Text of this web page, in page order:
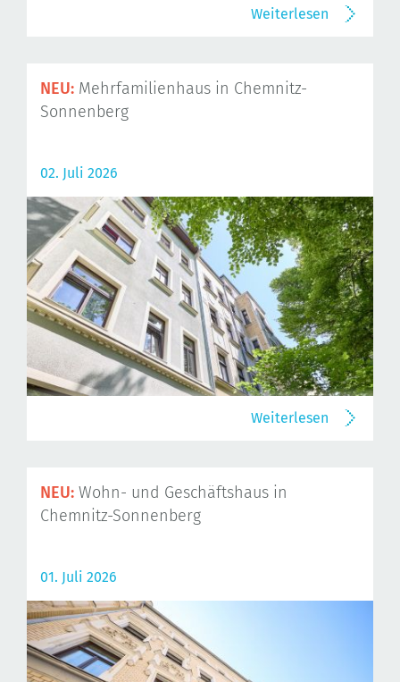
Weiterlesen
NEU: Mehrfamilienhaus in Chemnitz-
Sonnenberg
02. Juli 2026
Weiterlesen
NEU: Wohn- und Geschäftshaus in
Chemnitz-Sonnenberg
01. Juli 2026